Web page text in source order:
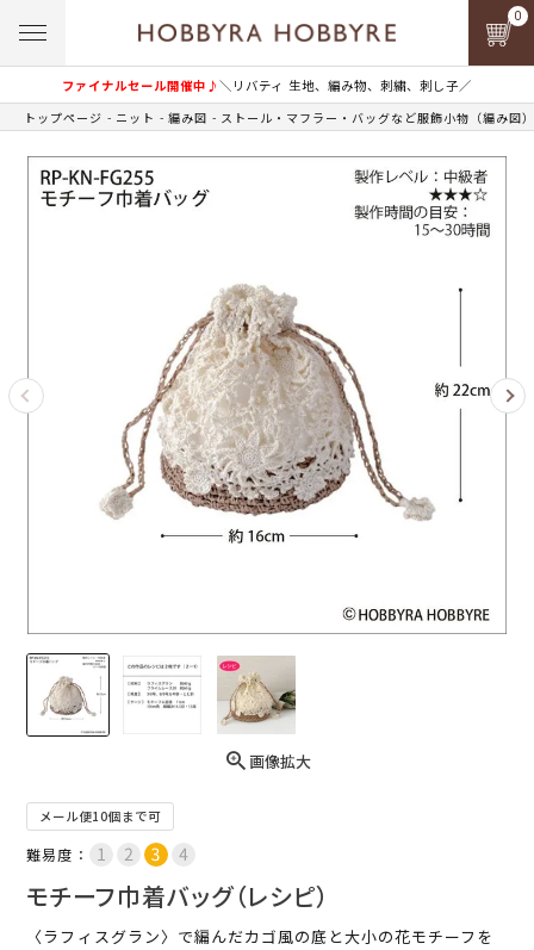
ファイナルセール開催中♪＼リバティ 生地、編み物、刺繍、刺し子／
0
トップページ ニット 編み図 ストール・マフラー・バッグなど服飾小物（編み図）
画像拡大
メール便10個まで可
難易度：
モチーフ巾着バッグ（レシピ）
〈ラフィスグラン〉で編んだカゴ風の底と大小の花モチーフを